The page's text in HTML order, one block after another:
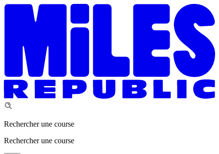
Rechercher une course
Rechercher une course